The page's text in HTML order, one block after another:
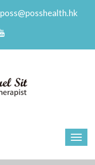
poss@posshealth.hk